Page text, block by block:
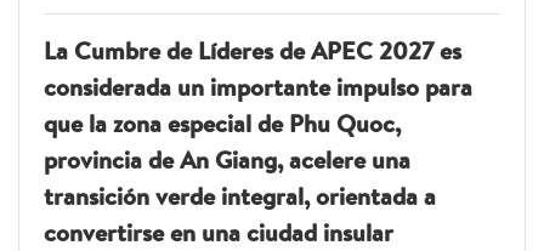
La Cumbre de Líderes de APEC 2027 es
considerada un importante impulso para
que la zona especial de Phu Quoc,
provincia de An Giang, acelere una
transición verde integral, orientada a
convertirse en una ciudad insular